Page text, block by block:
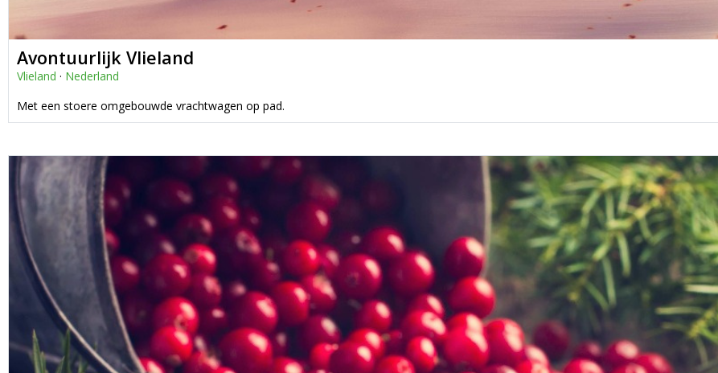
Avontuurlijk Vlieland
Vlieland · Nederland
Met een stoere omgebouwde vrachtwagen op pad.